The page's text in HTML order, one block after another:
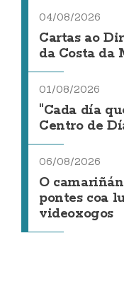
04/08/2026
Cartas ao
da Costa da
01/08/2026
"Cada día
Centro de
06/08/2026
O
pontes coa
videoxogos